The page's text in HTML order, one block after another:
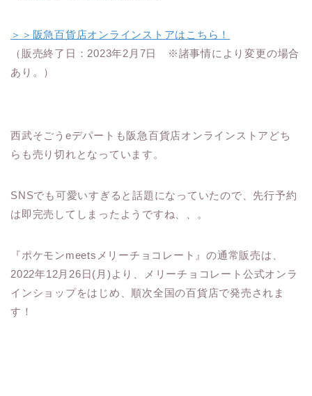
＞＞阪急百貨店オンラインストアはこちら！
（販売終了日：2023年2月7日 ※諸事情により変更の場合
あり。）
西武そごうeデパートも阪急百貨店オンラインストアどち
らも売り切れとなっています。
SNSでも可愛いすぎると話題になっていたので、先行予約
は即完売してしまったようですね、、。
『ポケモンmeetsメリーチョコレート』の通常販売は、
2022年12月26日(月)より、メリーチョコレート公式オンラ
インショップをはじめ、順次全国の百貨店で発売されま
す！